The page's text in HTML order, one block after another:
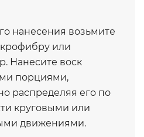
нанесения возьмите
или
Нанесите воск
порциями,
распределяя его по
круговыми или
движениями.